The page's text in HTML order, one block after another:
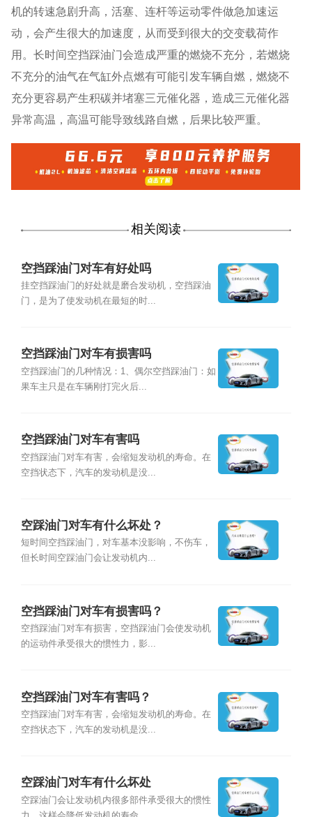
机的转速急剧升高，活塞、连杆等运动零件做急加速运
动，会产生很大的加速度，从而受到很大的交变载荷作
用。长时间空挡踩油门会造成严重的燃烧不充分，若燃烧
不充分的油气在气缸外点燃有可能引发车辆自燃，燃烧不
充分更容易产生积碳并堵塞三元催化器，造成三元催化器
异常高温，高温可能导致线路自燃，后果比较严重。
相关阅读
空挡踩油门对车有好处吗
挂空挡踩油门的好处就是磨合发动机，空挡踩油
门，是为了使发动机在最短的时...
空挡踩油门对车有损害吗
空挡踩油门的几种情况：1、偶尔空挡踩油门：如
果车主只是在车辆刚打完火后...
空挡踩油门对车有害吗
空挡踩油门对车有害，会缩短发动机的寿命。在
空挡状态下，汽车的发动机是没...
空踩油门对车有什么坏处？
短时间空挡踩油门，对车基本没影响，不伤车，
但长时间空踩油门会让发动机内...
空挡踩油门对车有损害吗？
空挡踩油门对车有损害，空挡踩油门会使发动机
的运动件承受很大的惯性力，影...
空挡踩油门对车有害吗？
空挡踩油门对车有害，会缩短发动机的寿命。在
空挡状态下，汽车的发动机是没...
空踩油门对车有什么坏处
空踩油门会让发动机内很多部件承受很大的惯性